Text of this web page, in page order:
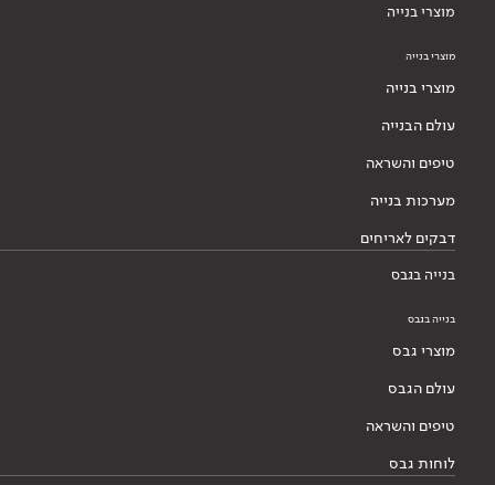
מוצרי בנייה
מוצרי בנייה
מוצרי בנייה
עולם הבנייה
טיפים והשראה
מערכות בנייה
דבקים לאריחים
בנייה בגבס
בנייה בגבס
מוצרי גבס
עולם הגבס
טיפים והשראה
לוחות גבס